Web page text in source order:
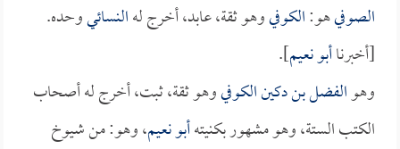
الصوفيهو:الكوفيوهو ثقة، عابد، أخرج لهالنسائيوحده.
[أخبرناأبو نعيم].
وهوالفضل بن دكين الكوفيوهو ثقة، ثبت، أخرج له أصحاب
الكتب الستة، وهو مشهور بكنيتهأبو نعيم، وهو: من شيوخ